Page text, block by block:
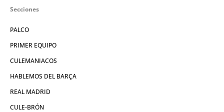
Secciones
PALCO
PRIMER EQUIPO
CULEMANIACOS
HABLEMOS DEL BARÇA
REAL MADRID
CULE-BRÓN